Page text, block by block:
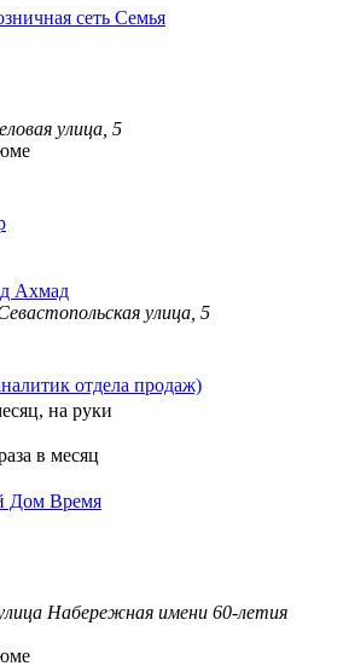
сеть Семья
улица, 5
Ахмад
улица, 5
отдела продаж)
на руки
в месяц
Дом Время
Набережная имени 60-летия